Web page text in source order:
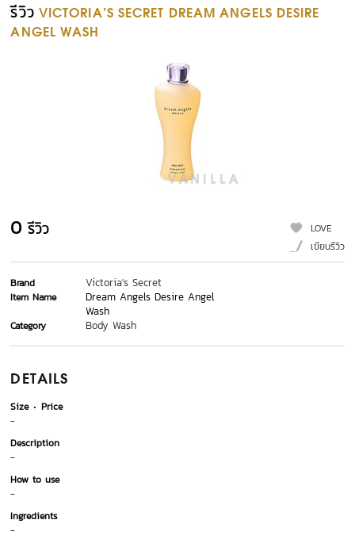
รีวิว VICTORIA'S SECRET DREAM ANGELS DESIRE
ANGEL WASH
0 รีวิว
LOVE
เขียนรีวิว
Brand Victoria's Secret
Item Name
Dream Angels Desire Angel
Wash
Category Body Wash
DETAILS
Size
Price
-
Description
-
How to use
-
Ingredients
-